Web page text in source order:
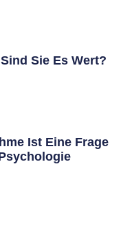
Sie Es Wert?
Ist Eine Frage